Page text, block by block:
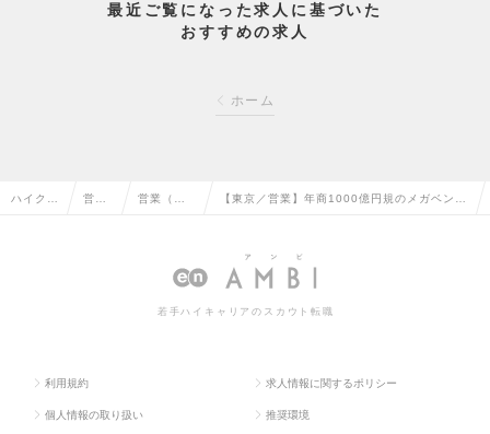
最近ご覧になった求人に基づいた
おすすめの求人
ホーム
ハイクラ 営業 営業（法 【東京／営業】年商1000億円規のメガベンチ
能の求人情報
若手ハイキャリアのスカウト転職
利用規約 求人情報に関するポリシー
個人情報の取り扱い 推奨環境